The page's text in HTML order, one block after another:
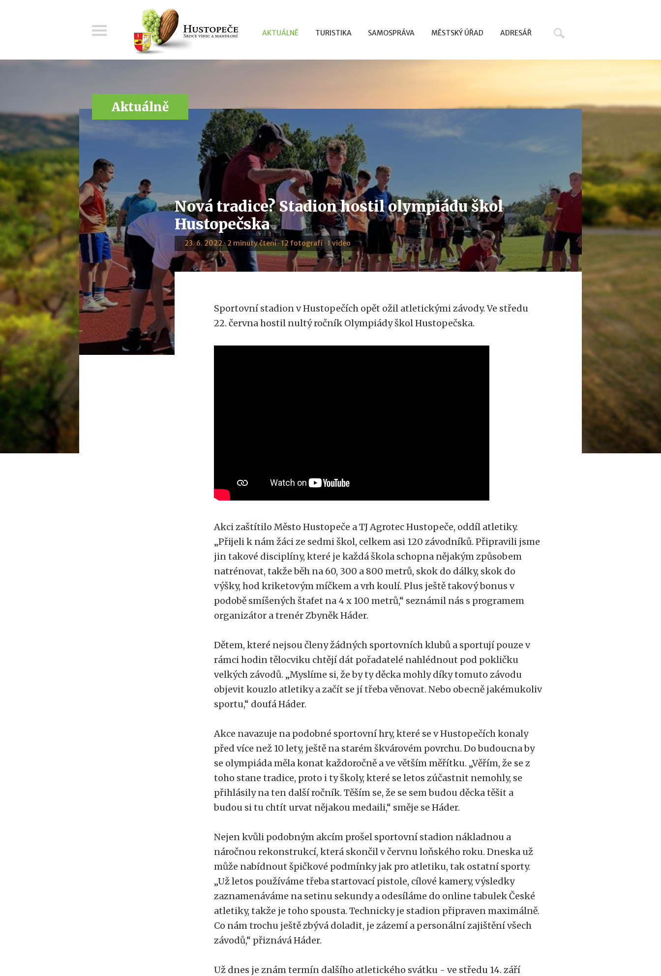
AKTUÁLNĚ TURISTIKA SAMOSPRÁVA MĚSTSKÝ ÚŘAD ADRESÁŘ
Aktuálně
Nová tradice? Stadion hostil olympiádu škol
Hustopečska
23. 6. 2022 · 2 minuty čtení · 12 fotografí · 1 video
Sportovní stadion v Hustopečích opět ožil atletickými závody. Ve středu
22. června hostil nultý ročník Olympiády škol Hustopečska.
Akci zaštítilo Město Hustopeče a TJ Agrotec Hustopeče, oddíl atletiky.
„Přijeli k nám žáci ze sedmi škol, celkem asi 120 závodníků. Připravili jsme
jin takové disciplíny, které je každá škola schopna nějakým způsobem
natrénovat, takže běh na 60, 300 a 800 metrů, skok do dálky, skok do
výšky, hod kriketovým míčkem a vrh koulí. Plus ještě takový bonus v
podobě smíšených štafet na 4 x 100 metrů,“ seznámil nás s programem
organizátor a trenér Zbyněk Háder.
Dětem, které nejsou členy žádných sportovních klubů a sportují pouze v
rámci hodin tělocviku chtějí dát pořadatelé nahlédnout pod pokličku
velkých závodů. „Myslíme si, že by ty děcka mohly díky tomuto závodu
objevit kouzlo atletiky a začít se jí třeba věnovat. Nebo obecně jakémukoliv
sportu,“ doufá Háder.
Akce navazuje na podobné sportovní hry, které se v Hustopečích konaly
před více než 10 lety, ještě na starém škvárovém povrchu. Do budoucna by
se olympiáda měla konat každoročně a ve větším měřítku. „Věřím, že se z
toho stane tradice, proto i ty školy, které se letos zúčastnit nemohly, se
přihlásily na ten další ročník. Těším se, že se sem budou děcka těšit a
budou si tu chtít urvat nějakou medaili,“ směje se Háder.
Nejen kvůli podobným akcím prošel sportovní stadion nákladnou a
náročnou rekonstrukcí, která skončil v červnu loňského roku. Dneska už
může nabídnout špičkové podmínky jak pro atletiku, tak ostatní sporty.
„Už letos používáme třeba startovací pistole, cílové kamery, výsledky
zaznamenáváme na setinu sekundy a odesíláme do online tabulek České
atletiky, takže je toho spousta. Technicky je stadion připraven maximálně.
Co nám trochu ještě zbývá doladit, je zázemí a personální zajištění všech
závodů,“ přiznává Háder.
Už dnes je znám termín dalšího atletického svátku - ve středu 14. září